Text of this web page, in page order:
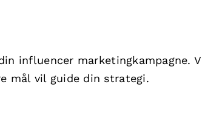
influencer marketingkampagne.
mål vil guide din strategi.